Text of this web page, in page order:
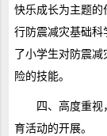
快乐成长为主题的
行防震减灾基础科
了小学生对防震
险的技能。
四、高度重
育活动的开展。